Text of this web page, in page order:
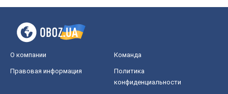
О компании Команда
Правовая информация
Политика
конфиденциальности